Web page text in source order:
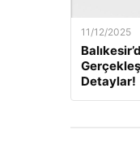
11/12/2025
Detaylar!